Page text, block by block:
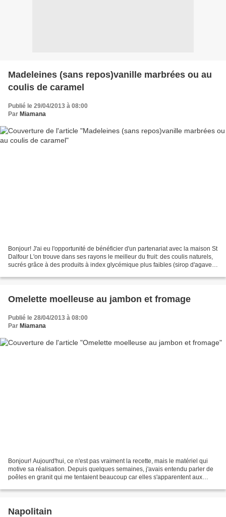
Madeleines (sans repos)vanille marbrées ou au
coulis de caramel
Publié le 29/04/2013 à 08:00
Par Miamana
Bonjour! J'ai eu l'opportunité de bénéficier d'un partenariat avec la maison St
Dalfour L'on trouve dans ses rayons le meilleur du fruit: des coulis naturels,
sucrés grâce à des produits à index glycémique plus faibles (sirop d'agave,
Omelette moelleuse au jambon et fromage
Publié le 28/04/2013 à 08:00
Par Miamana
Bonjour! Aujourd'hui, ce n'est pas vraiment la recette, mais le matériel qui
motive sa réalisation. Depuis quelques semaines, j'avais entendu parler de
poêles en granit qui me tentaient beaucoup car elles s'apparentent aux
Napolitain